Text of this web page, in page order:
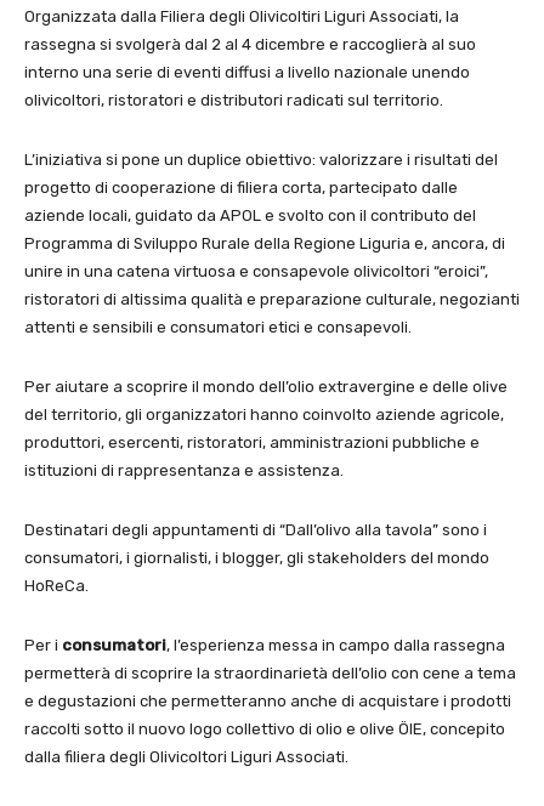
Organizzata dalla Filiera degli Olivicoltiri Liguri Associati, la
rassegna si svolgerà dal 2 al 4 dicembre e raccoglierà al suo
interno una serie di eventi diffusi a livello nazionale unendo
olivicoltori, ristoratori e distributori radicati sul territorio.
L’iniziativa si pone un duplice obiettivo: valorizzare i risultati del
progetto di cooperazione di filiera corta, partecipato dalle
aziende locali, guidato da APOL e svolto con il contributo del
Programma di Sviluppo Rurale della Regione Liguria e, ancora, di
unire in una catena virtuosa e consapevole olivicoltori “eroici”,
ristoratori di altissima qualità e preparazione culturale, negozianti
attenti e sensibili e consumatori etici e consapevoli.
Per aiutare a scoprire il mondo dell’olio extravergine e delle olive
del territorio, gli organizzatori hanno coinvolto aziende agricole,
produttori, esercenti, ristoratori, amministrazioni pubbliche e
istituzioni di rappresentanza e assistenza.
Destinatari degli appuntamenti di “Dall’olivo alla tavola” sono i
consumatori, i giornalisti, i blogger, gli stakeholders del mondo
HoReCa.
Per i consumatori, l’esperienza messa in campo dalla rassegna
permetterà di scoprire la straordinarietà dell’olio con cene a tema
e degustazioni che permetteranno anche di acquistare i prodotti
raccolti sotto il nuovo logo collettivo di olio e olive ÖIE, concepito
dalla filiera degli Olivicoltori Liguri Associati.